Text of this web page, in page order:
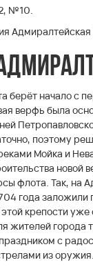
№10.
берёт начало с
верфь была
поэтому
Мойка и
новой
флота. Так, на
года заложили
крепости
жителей города
с
из оружия.